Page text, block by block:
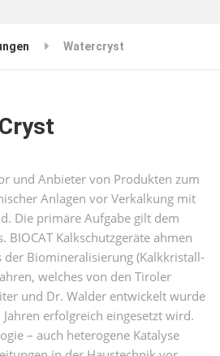
Watercryst
und Anbieter von Produkten zum
Anla­gen vor Verkal­kung mit
Die primäre Auf­gabe gilt dem
BIOCAT Kalkschutz­geräte ahmen
der Biomineralisierung (Kalk­kristall­
welches von den Tiroler
und Dr. Walder ent­wickelt wurde
erfol­greich einge­setzt wird.
– auch hetero­gene Kata­lyse